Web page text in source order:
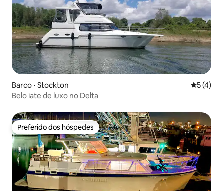
Barco ⋅ Stockton 5 de
5 (4)
Belo iate de luxo no Delta
Preferido dos hóspedes
Preferido dos hóspedes